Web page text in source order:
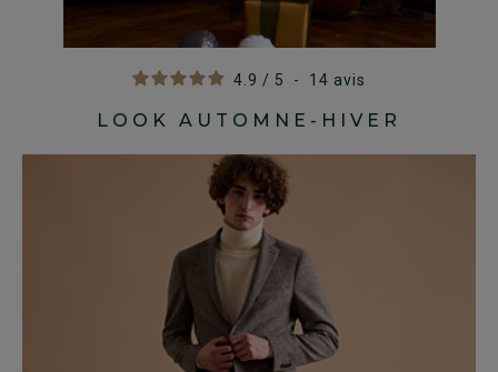
4.9 / 5 - 14 avis
LOOK AUTOMNE-HIVER